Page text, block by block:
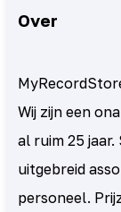
Over
Wij zijn een
al ruim 25
uitgebreid
personeel.